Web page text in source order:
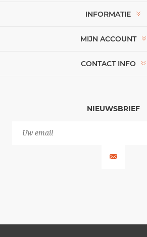
INFORMATIE
MIJN ACCOUNT
CONTACT INFO
NIEUWSBRIEF